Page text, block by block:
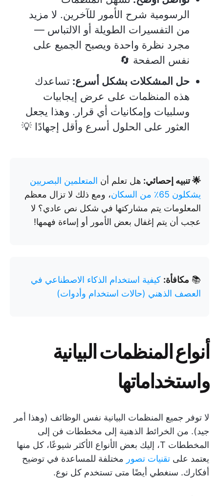
الرسومية شرح الأمور للآخرين. لا مزيد
من التفسيرات الطويلة أو الالتباس —
مجرد نظرة واحدة ويصبح الجميع على
نفس الصفحة 🔄
حل المشكلات بشكل أسرع: تساعدك
هذه المنظمات على عرض إيجابيات
وسلبيات وإمكانيات أي قرار. وهذا يجعل
العثور على الحلول أسرع وأقل إجهادًا 💡
🌟 تنبيه إحصائي: هل تعلم أن المتعلمين البصريين
يشكلون 65٪ من السكان
، ومع ذلك لا تزال معظم
المعلومات يتم مشاركتها في شكل نص عادي؟ لا
عجب أن يتم إغفال بعض الأمور أو إساءة فهمها!
📚 مكافأة: كيفية استخدام الذكاء الاصطناعي في
العصف الذهني (حالات استخدام وأدوات)
أنواع المنظمات البيانية
واستخداماتها
لا توفر جميع المنظمات البيانية نفس الوظائف (وهذا أمر
جيد). من الخرائط الذهنية إلى مخططات فن إلى
المخططات T، إليك بعض الأنواع الأكثر شيوعًا، كل منها
يعتمد على تقنيات تصور مختلفة للمساعدة في توضيح
أفكارك. سنغطي أيضًا متى تستخدم كل نوع.